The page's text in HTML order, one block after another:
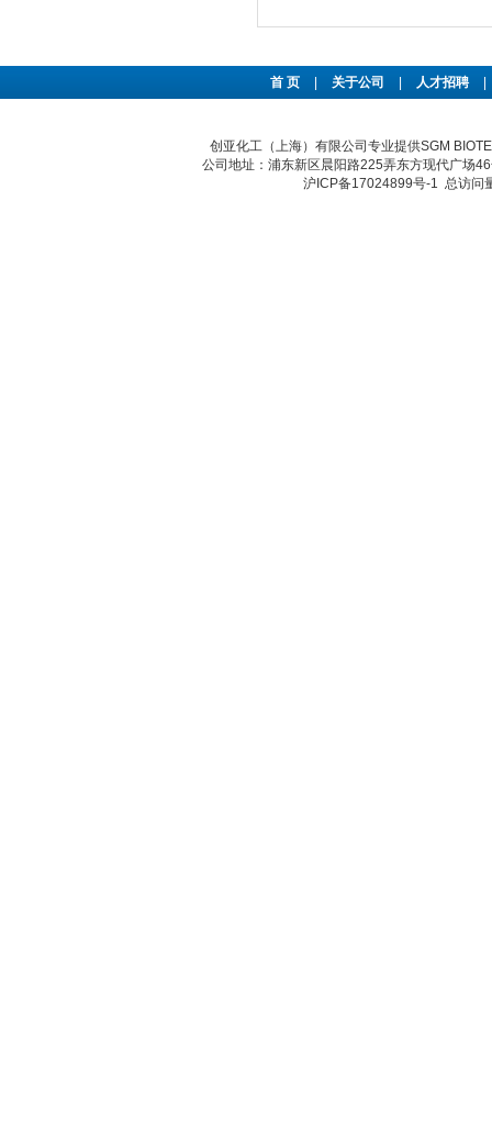
首 页 关于公司 人才招聘
创亚化工（上海）有限公司专业提供SGM
公司地址：浦东新区晨阳路225弄东方现代广场
沪ICP备17024899号-1 总访问